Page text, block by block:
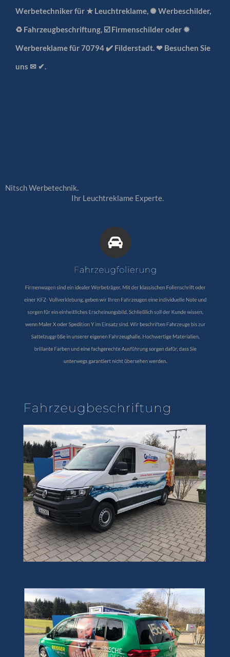
Werbetechniker für ★ Leuchtreklame, ✺ Werbeschilder,
♻ Fahrzeugbeschriftung, ☑️ Firmenschilder oder ✹
Werbereklame für 70794 ✔️ Filderstadt. ❤ Besuchen Sie
uns ✉ ✔.
Nitsch Werbetechnik.
Ihr Leuchtreklame Experte.